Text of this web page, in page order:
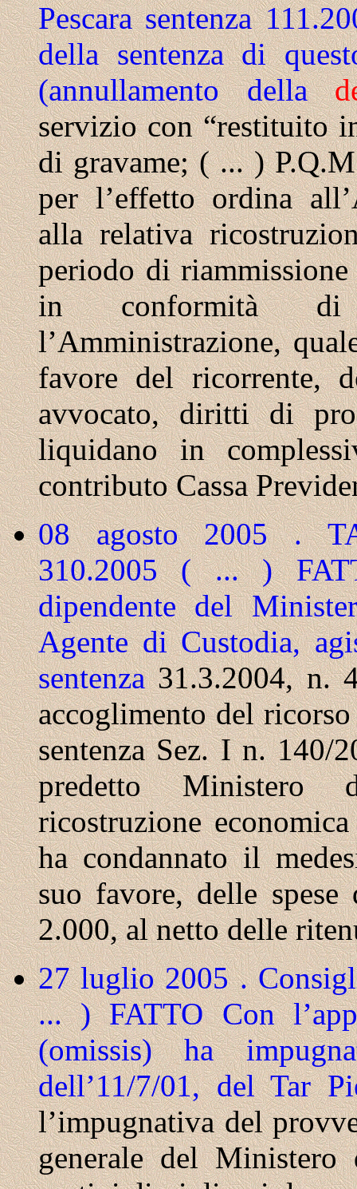
Pescara sentenza
della sentenza di
(annullamento della
servizio con “restituito
di gravame; ( ... )
per l’effetto ordina
alla relativa
periodo di
in conformità di
l’Amministrazione,
favore del ricorrente,
avvocato, diritti di
liquidano in
contributo Cassa
08 agosto 2005 .
310.2005 ( ... )
dipendente del
Agente di Custodia,
sentenza31.3.2004, n.
accoglimento del
sentenza Sez. I n. 140/
predetto Ministero
ricostruzione
ha condannato il
suo favore, delle
2.000, al netto delle
27 luglio 2005 .
... ) FATTOCon
(omissis) ha
dell’11/7/01, del Tar
l’impugnativa del
generale del